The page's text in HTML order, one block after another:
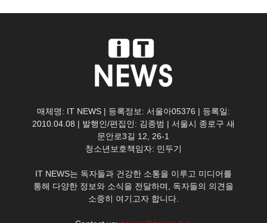
매체명: IT NEWS | 등록정보: 서울아05376 | 등록일:
2010.04.08 | 발행인/편집인: 김종범 | 서울시 종로구 새
문안로3길 12, 26-1
청소년보호책임자: 민두기
IT NEWS는 독자들과 건강한 소통을 이루고 미디어를
통해 다양한 정보와 소식을 전달하며, 독자들의 의견을
소중히 여기고자 합니다.